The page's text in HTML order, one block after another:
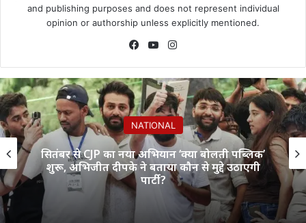
and publishing purposes and does not represent individual
opinion or authorship unless explicitly mentioned.
FacebookYouTube
NATIONAL
सितंबर से CJP का नया अभियान ‘क्या बोलती पब्लिक’
शुरू, अभिजीत दीपके ने बताया कौन से मुद्दे उठाएगी
पार्टी?